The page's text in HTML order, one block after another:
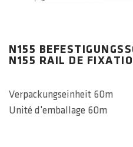
N155
N155 RAIL DE
Verpackungseinheit 60m
Unité d'emballage 60m